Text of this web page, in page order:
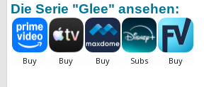
Die Serie "Glee" ansehen: